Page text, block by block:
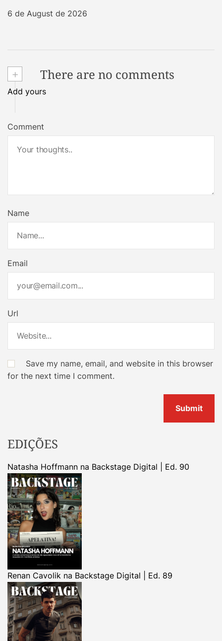
6 de August de 2026
+ There are no comments
Add yours
Comment
Name
Email
Url
Save my name, email, and website in this browser
for the next time I comment.
EDIÇÕES
Natasha Hoffmann na Backstage Digital | Ed. 90
Renan Cavolik na Backstage Digital | Ed. 89